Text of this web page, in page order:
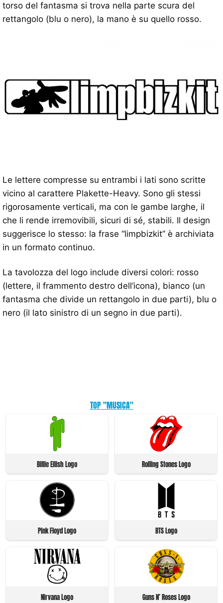
torso del fantasma si trova nella parte scura del
rettangolo (blu o nero), la mano è su quello rosso.
Le lettere compresse su entrambi i lati sono scritte
vicino al carattere Plakette-Heavy. Sono gli stessi
rigorosamente verticali, ma con le gambe larghe, il
che li rende irremovibili, sicuri di sé, stabili. Il design
suggerisce lo stesso: la frase “limpbizkit” è archiviata
in un formato continuo.
La tavolozza del logo include diversi colori: rosso
(lettere, il frammento destro dell’icona), bianco (un
fantasma che divide un rettangolo in due parti), blu o
nero (il lato sinistro di un segno in due parti).
TOP "MUSICA"
Billie Eilish Logo Rolling Stones Logo
Pink Floyd Logo BTS Logo
Nirvana Logo Guns N’ Roses Logo